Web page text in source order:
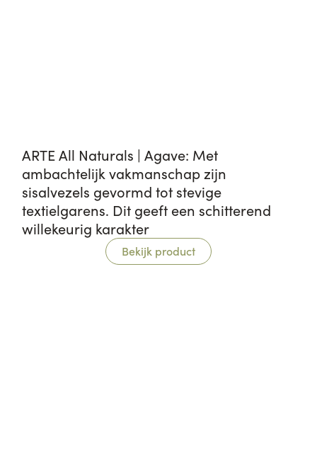
ARTE All Naturals | Agave: Met
ambachtelijk vakmanschap zijn
sisalvezels gevormd tot stevige
textielgarens. Dit geeft een schitterend
willekeurig karakter
Bekijk product